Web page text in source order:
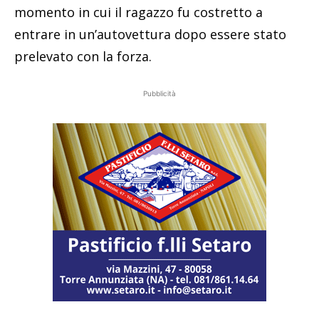
momento in cui il ragazzo fu costretto a
entrare in un’autovettura dopo essere stato
prelevato con la forza.
Pubblicità